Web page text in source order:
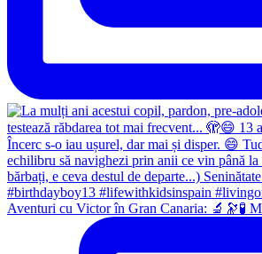
Aventuri cu Victor în Gran Canaria: 🔬🔭🧪